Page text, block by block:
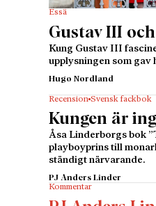
Essä
Gustav III
Kung Gustav III
upplysningen som
Hugo Nordland
Recension Svensk fackbok
Kungen är
Åsa Linderborgs bok
playboyprins till
ständigt närvarande.
PJ Anders Linder
Kommentar